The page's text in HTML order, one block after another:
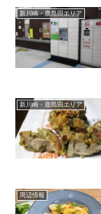
新川崎・鹿島田エリア
新川崎・鹿島田エリア
周辺情報